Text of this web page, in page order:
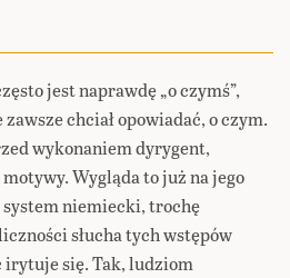
jest naprawdę „o czymś”,
chciał opowiadać, o czym.
wykonaniem dyrygent,
Wygląda to już na jego
niemiecki, trochę
słucha tych wstępów
irytuje się. Tak, ludziom